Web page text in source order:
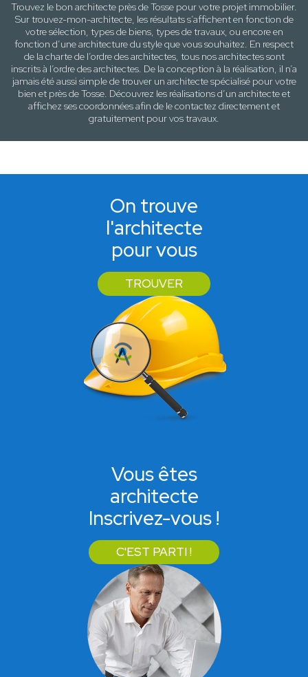
Trouvez le bon architecte près deTosse pour votre projet immobilier.
Sur trouvez-mon-architecte, les résultats s’affichent en fonction de
votre sélection, types de biens, types de travaux, ou encore en
fonction d’une architecturedu style que vous souhaitez. En respect
de la charte de l’ordre des architectes, tous nos architectes sont
inscrits à l’ordre des architectes. De la conception à la réalisation, il n’a
jamais été aussi simple de trouver un architecte spécialisé pour votre
bien et près deTosse. Découvrez les réalisations d’un architecte et
affichez ses coordonnées afin de le contactez directement et
gratuitement pourvos travaux.
On trouve
l'architecte
pour vous
TROUVER
Vous êtes
architecte
Inscrivez-vous !
C'EST PARTI !